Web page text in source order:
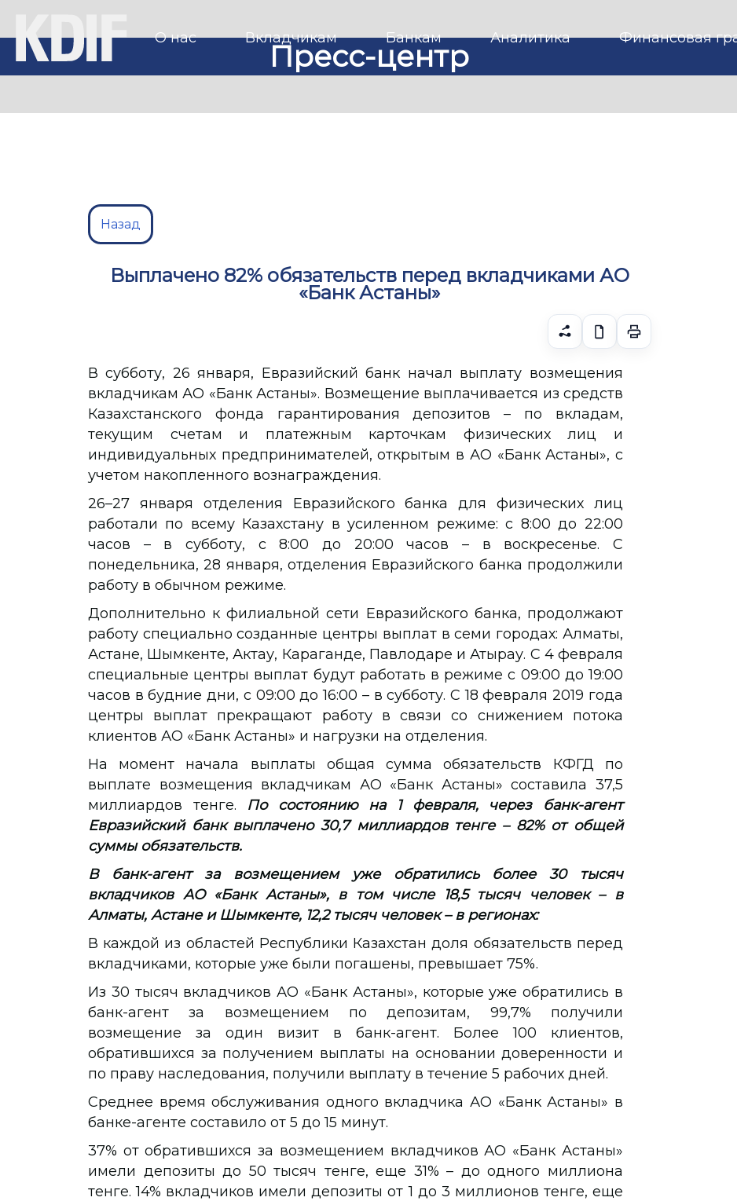
О нас Вкладчикам Банкам Аналитика Финансовая
Пресс-центр
Назад
Выплачено 82% обязательств перед вкладчиками АО
«Банк Астаны»
В субботу, 26 января, Евразийский банк начал выплату возмещения
вкладчикам АО «Банк Астаны». Возмещение выплачивается из средств
Казахстанского фонда гарантирования депозитов – по вкладам,
текущим счетам и платежным карточкам физических лиц и
индивидуальных предпринимателей, открытым в АО «Банк Астаны», с
учетом накопленного вознаграждения.
26–27 января отделения Евразийского банка для физических лиц
работали по всему Казахстану в усиленном режиме: с 8:00 до 22:00
часов – в субботу, с 8:00 до 20:00 часов – в воскресенье. С
понедельника, 28 января, отделения Евразийского банка продолжили
работу в обычном режиме.
Дополнительно к филиальной сети Евразийского банка, продолжают
работу специально созданные центры выплат в семи городах: Алматы,
Астане, Шымкенте, Актау, Караганде, Павлодаре и Атырау. С 4 февраля
специальные центры выплат будут работать в режиме с 09:00 до 19:00
часов в будние дни, с 09:00 до 16:00 – в субботу. С 18 февраля 2019 года
центры выплат прекращают работу в связи со снижением потока
клиентов АО «Банк Астаны» и нагрузки на отделения.
На момент начала выплаты общая сумма обязательств КФГД по
выплате возмещения вкладчикам АО «Банк Астаны» составила 37,5
миллиардов тенге. По состоянию на 1 февраля, через банк-агент
Евразийский банк выплачено 30,7 миллиардов тенге – 82% от общей
суммы обязательств.
В банк-агент за возмещением уже обратились более 30 тысяч
вкладчиков АО «Банк Астаны», в том числе 18,5 тысяч человек – в
Алматы, Астане и Шымкенте, 12,2 тысяч человек – в регионах:
В каждой из областей Республики Казахстан доля обязательств перед
вкладчиками, которые уже были погашены, превышает 75%.
Из 30 тысяч вкладчиков АО «Банк Астаны», которые уже обратились в
банк-агент за возмещением по депозитам, 99,7% получили
возмещение за один визит в банк-агент. Более 100 клиентов,
обратившихся за получением выплаты на основании доверенности и
по праву наследования, получили выплату в течение 5 рабочих дней.
Среднее время обслуживания одного вкладчика АО «Банк Астаны» в
банке-агенте составило от 5 до 15 минут.
37% от обратившихся за возмещением вкладчиков АО «Банк Астаны»
имели депозиты до 50 тысяч тенге, еще 31% – до одного миллиона
тенге. 14% вкладчиков имели депозиты от 1 до 3 миллионов тенге, еще